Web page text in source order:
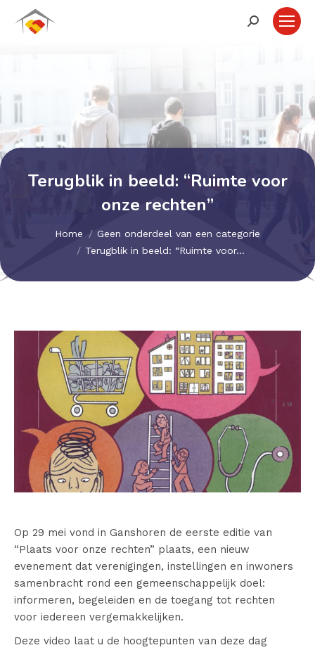
Zoeken:
Terugblik in beeld: “Ruimte voor
onze rechten”
Home
Geen onderdeel van een categorie
Terugblik in beeld: “Ruimte voor…
Op 29 mei vond in Ganshoren de eerste editie van
“Plaats voor onze rechten” plaats, een nieuw
evenement dat verenigingen, instellingen en inwoners
samenbracht rond een gemeenschappelijk doel:
informeren, begeleiden en de toegang tot rechten
voor iedereen vergemakkelijken.
Deze video laat u de hoogtepunten van deze dag